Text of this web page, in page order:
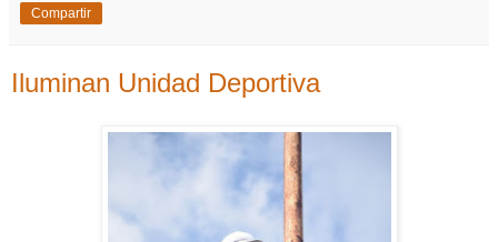
Compartir
Iluminan Unidad Deportiva